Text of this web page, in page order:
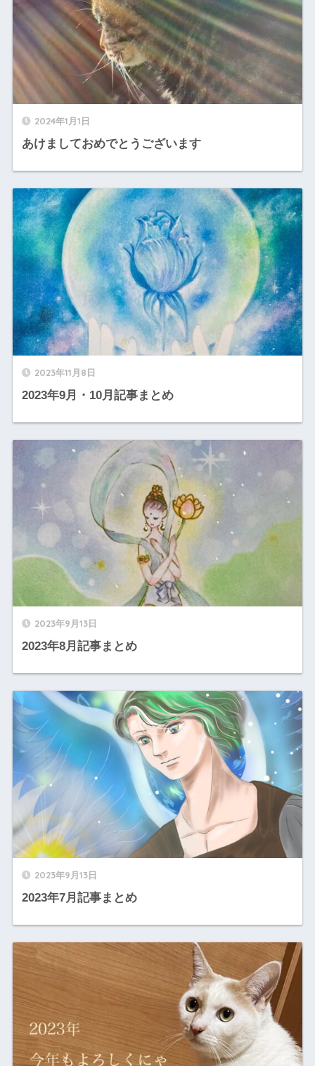
2024年1月1日
あけましておめでとうございます
2023年11月8日
2023年9月・10月記事まとめ
2023年9月13日
2023年8月記事まとめ
2023年9月13日
2023年7月記事まとめ